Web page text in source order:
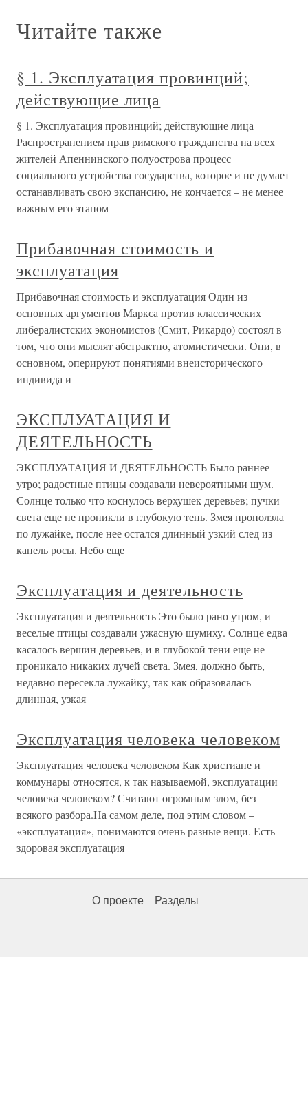
Читайте также
§ 1. Эксплуатация провинций;
действующие лица
§ 1. Эксплуатация провинций; действующие лица
Распространением прав римского гражданства на всех
жителей Апеннинского полуострова процесс
социального устройства государства, которое и не думает
останавливать свою экспансию, не кончается – не менее
важным его этапом
Прибавочная стоимость и
эксплуатация
Прибавочная стоимость и эксплуатация Один из
основных аргументов Маркса против классических
либералистских экономистов (Смит, Рикардо) состоял в
том, что они мыслят абстрактно, атомистически. Они, в
основном, оперируют понятиями внеисторического
индивида и
ЭКСПЛУАТАЦИЯ И
ДЕЯТЕЛЬНОСТЬ
ЭКСПЛУАТАЦИЯ И ДЕЯТЕЛЬНОСТЬ Было раннее
утро; радостные птицы создавали невероятными шум.
Солнце только что коснулось верхушек деревьев; пучки
света еще не проникли в глубокую тень. Змея проползла
по лужайке, после нее остался длинный узкий след из
капель росы. Небо еще
Эксплуатация и деятельность
Эксплуатация и деятельность Это было рано утром, и
веселые птицы создавали ужасную шумиху. Солнце едва
касалось вершин деревьев, и в глубокой тени еще не
проникало никаких лучей света. Змея, должно быть,
недавно пересекла лужайку, так как образовалась
длинная, узкая
Эксплуатация человека человеком
Эксплуатация человека человеком Как христиане и
коммунары относятся, к так называемой, эксплуатации
человека человеком? Считают огромным злом, без
всякого разбора.На самом деле, под этим словом –
«эксплуатация», понимаются очень разные вещи. Есть
здоровая эксплуатация
О проекте Разделы